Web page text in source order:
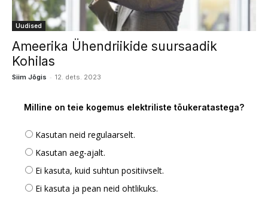
Uudised
Ameerika Ühendriikide suursaadik
Kohilas
Siim Jõgis - 12. dets. 2023
Milline on teie kogemus elektriliste tõukeratastega?
Kasutan neid regulaarselt.
Kasutan aeg-ajalt.
Ei kasuta, kuid suhtun positiivselt.
Ei kasuta ja pean neid ohtlikuks.